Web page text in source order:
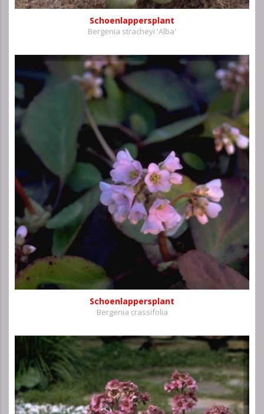
Schoenlappersplant
Bergenia stracheyi 'Alba'
Schoenlappersplant
Bergenia crassifolia